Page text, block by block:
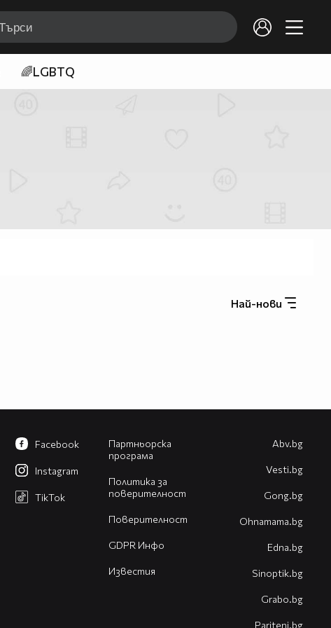
🌈LGBTQ
Най-нови
Партньорска
програма
Политика за
поверителност
Поверителност
GDPR Инфо
Известия
Facebook
Instagram
TikTok
Abv.bg
Vesti.bg
Gong.bg
Оhnamama.bg
Edna.bg
Sinoptik.bg
Grabo.bg
Pariteni.bg